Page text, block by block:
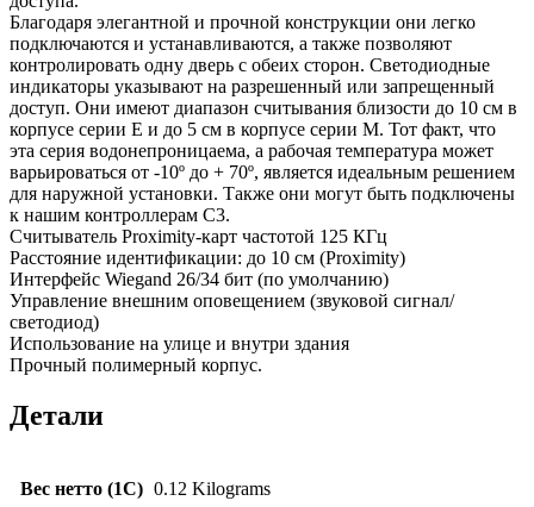
Благодаря элегантной и прочной конструкции они легко
подключаются и устанавливаются, а также позволяют
контролировать одну дверь с обеих сторон. Светодиодные
индикаторы указывают на разрешенный или запрещенный
доступ. Они имеют диапазон считывания близости до 10 см в
корпусе серии E и до 5 см в корпусе серии М. Тот факт, что
эта серия водонепроницаема, а рабочая температура может
варьироваться от -10º до + 70º, является идеальным решением
для наружной установки. Также они могут быть подключены
к нашим контроллерам C3.
Считыватель Proximity-карт частотой 125 КГц
Расстояние идентификации: до 10 см (Proximity)
Интерфейс Wiegand 26/34 бит (по умолчанию)
Управление внешним оповещением (звуковой сигнал/
светодиод)
Использование на улице и внутри здания
Прочный полимерный корпус.
Детали
Вес нетто (1С) 0.12 Kilograms